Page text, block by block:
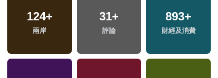
124+
兩岸
31+
評論
893+
財經及消費